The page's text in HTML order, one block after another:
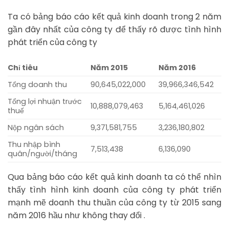
Ta có bảng báo cáo kết quả kinh doanh trong 2 năm
gần đây nhất của công ty để thấy rõ được tình hình
phát triển của công ty
Chỉ tiêu Năm 2015
Năm 2016
Tổng doanh thu
90,645,022,000
39,966,346,542
Tổng lợi nhuận trước
thuế
10,888,079,463 5,164,461,026
Nộp ngân sách 9,371,581,755
3,236,180,802
Thu nhập bình
quân/người/tháng
7,513,438 6,136,090
Qua bảng báo cáo kết quả kinh doanh ta có thể nhìn
thấy tình hình kinh doanh của công ty phát triển
mạnh mẽ doanh thu thuần của công ty từ 2015 sang
năm 2016 hầu như không thay đổi .